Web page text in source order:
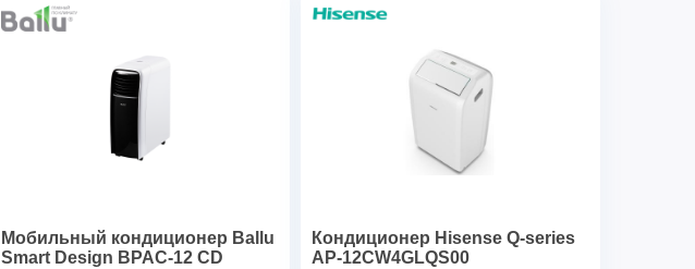
Параметр/модель
220-240/50
Холодопроизводительность, кВт
2,9
Теплопроизводительность, кВт
2,7
Номинальный ток (охлажд./обогрев), А
4,13/4,2
Номинальная мощность (охлажд./обогрев) Вт
950/903
330
Уровень шума ДБ(А)
Степень защиты
IPX0
Мобильный кондиционер Ballu
Smart Design BPAC-12 CD
Кондиционер Hisense Q-series
AP-12CW4GLQS00